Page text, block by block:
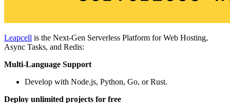
Leapcell is the Next-Gen Serverless Platform for Web Hosting,
Async Tasks, and Redis:
Multi-Language Support
Develop with Node.js, Python, Go, or Rust.
Deploy unlimited projects for free